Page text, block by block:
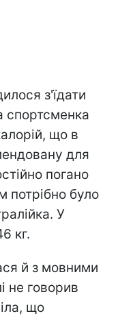
з'їдати
спортсменка
що в
для
погано
потрібно було
У
кг.
й з мовними
не говорив
що